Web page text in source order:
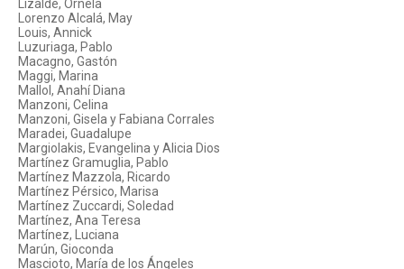
Lizalde, Ornela
Lorenzo Alcalá, May
Louis, Annick
Luzuriaga, Pablo
Macagno, Gastón
Maggi, Marina
Mallol, Anahí Diana
Manzoni, Celina
Manzoni, Gisela y Fabiana Corrales
Maradei, Guadalupe
Margiolakis, Evangelina y Alicia Dios
Martínez Gramuglia, Pablo
Martínez Mazzola, Ricardo
Martínez Pérsico, Marisa
Martínez Zuccardi, Soledad
Martínez, Ana Teresa
Martínez, Luciana
Marún, Gioconda
Mascioto, María de los Ángeles